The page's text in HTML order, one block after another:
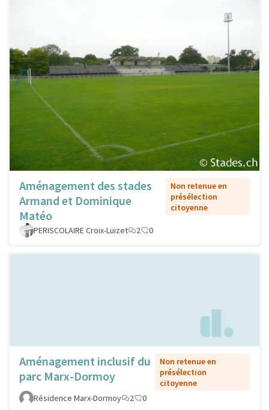
Aménagement des stades
Armand et Dominique
Matéo
Non retenue en
présélection
citoyenne
PERISCOLAIRE Croix-Luizet 2 0
Aménagement inclusif du
parc Marx-Dormoy
Non retenue en
présélection
citoyenne
Résidence Marx-Dormoy
2 0